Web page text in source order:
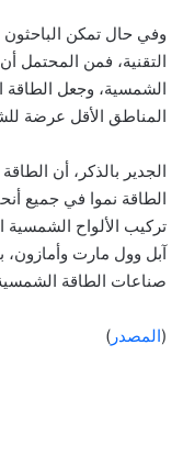
وفي حال تمكن
التقنية، فمن المحتمل
الشمسية، وجعل الطاقة
المناطق الأقل عرضة
الجدير بالذكر، أن
الطاقة نموا في جميع
تركيب الألواح
صناعات الطاقة
(المصدر )